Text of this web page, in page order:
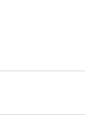
าไม้ และปัจจัยสิ่
ลต่อการกระจา